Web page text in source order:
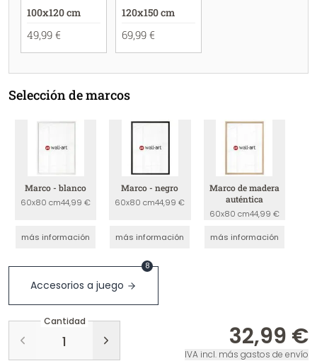
100x120 cm
49,99 €
120x150 cm
69,99 €
Selección de marcos
Marco - blanco
60x80 cm44,99 €
más información
Marco - negro
60x80 cm44,99 €
más información
Marco de madera
auténtica
60x80 cm44,99 €
más información
Accesorios a juego
8
Cantidad
32,99 €
IVA incl. más gastos de envío